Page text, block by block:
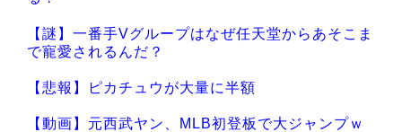
【謎】一番手Vグループはなぜ任天堂からあそこま
で寵愛されるんだ？
【悲報】ピカチュウが大量に半額
【動画】元西武ヤン、MLB初登板で大ジャンプｗ